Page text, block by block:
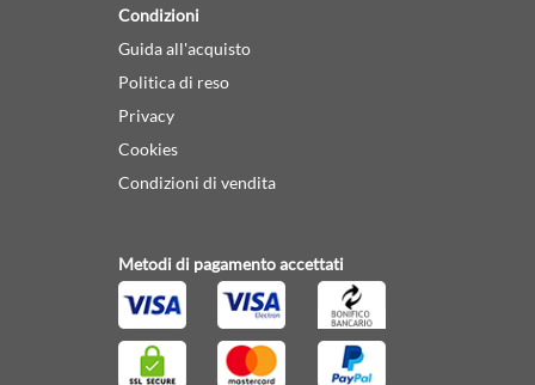
Condizioni
Guida all'acquisto
Politica di reso
Privacy
Cookies
Condizioni di vendita
Metodi di pagamento accettati